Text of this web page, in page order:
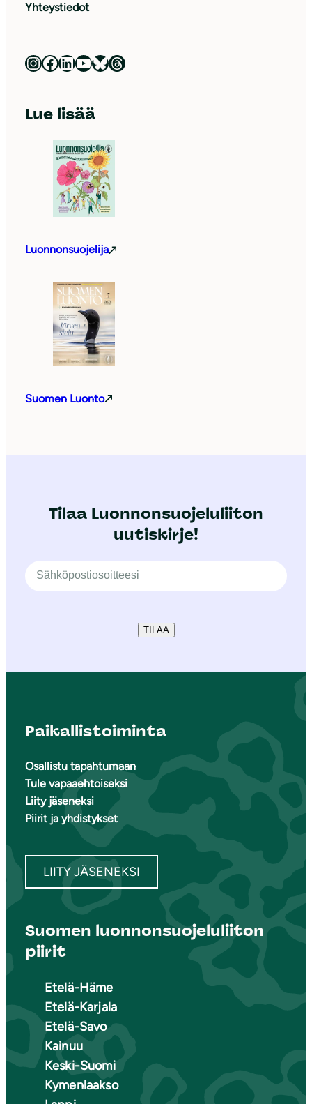
Yhteystiedot
Luonnonsuojeluliitto Instagramissa Luonnonsuojeluliitto Facebookissa Luonnonsuojeluliitto LinkedInissä Luonnonsuojeluliiton YouTube-kanava Luonnonsuojeluliitto Blueskyssa Luonnonsuojeluliitto Threadsissa
Lue lisää
Luonnonsuojelija
Suomen Luonto
Tilaa Luonnonsuojeluliiton
uutiskirje!
TILAA
Paikallistoiminta
Osallistu tapahtumaan
Tule vapaaehtoiseksi
Liity jäseneksi
Piirit ja yhdistykset
LIITY JÄSENEKSI
Suomen luonnonsuojeluliiton
piirit
Etelä-Häme
Etelä-Karjala
Etelä-Savo
Kainuu
Keski-Suomi
Kymenlaakso